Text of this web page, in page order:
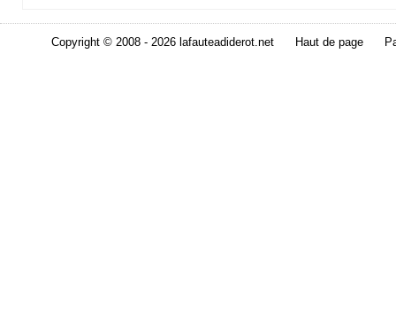
Copyright © 2008 - 2026 lafauteadiderot.net Haut de page